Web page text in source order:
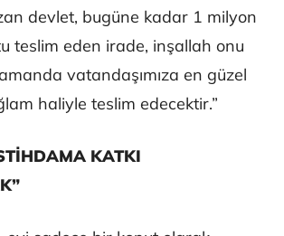
devlet, bugüne kadar 1 milyon
teslim eden irade, inşallah onu
vatandaşımıza en güzel
haliyle teslim edecektir.”
KATKI